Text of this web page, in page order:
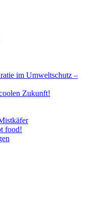
im Umweltschutz –
Zukunft!
food!